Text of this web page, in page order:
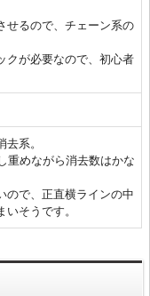
せるので、チェーン系の
クが必要なので、初心者
系。
重めながら消去数はかな
ので、正直横ラインの中
そうです。